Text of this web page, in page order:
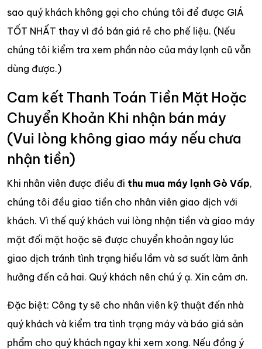
sao quý khách không gọi cho chúng tôi để được GIÁ
TỐT NHẤT thay vì đó bán giá rẻ cho phế liệu. (Nếu
chúng tôi kiểm tra xem phần nào của máy lạnh cũ vẫn
dùng được.)
Cam kết Thanh Toán Tiền Mặt Hoặc
Chuyển Khoản Khi nhận bán máy
(Vui lòng không giao máy nếu chưa
nhận tiền)
Khi nhân viên được điều đi thu mua máy lạnh Gò Vấp,
chúng tôi đều giao tiền cho nhân viên giao dịch với
khách. Vì thế quý khách vui lòng nhận tiền và giao máy
mặt đối mặt hoặc sẽ được chuyển khoản ngay lúc
giao dịch tránh tình trạng hiểu lầm và sơ suất làm ảnh
hưởng đến cả hai. Quý khách nên chú ý ạ. Xin cảm ơn.
Đặc biệt: Công ty sẽ cho nhân viên kỹ thuật đến nhà
quý khách và kiểm tra tình trạng máy và báo giá sản
phẩm cho quý khách ngay khi xem xong. Nếu đồng ý